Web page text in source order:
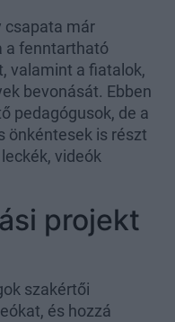
csapata már
a fenntartható
valamint a fiatalok,
bevonását. Ebben
pedagógusok, de a
önkéntesek is részt
videók
projekt
szakértői
és hozzá